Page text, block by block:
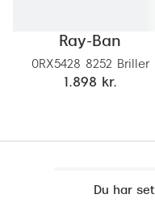
Ray-Ban
0RX5428 8252 Briller
1.898 kr.
Du har